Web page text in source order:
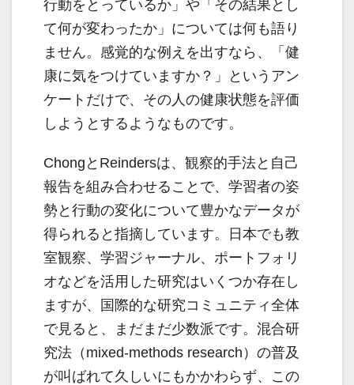
行動をとっているか」や「その結果とし
て何が変わったか」については何も語り
ません。感覚的な例えを出すなら、「健
康に気をつけていますか？」というアン
ケートだけで、その人の健康状態を評価
しようとするようなものです。
ChongとReindersは、観察的手法と自己
報告を組み合わせることで、学習者の姿
勢と行動の変化について豊かなデータが
得られると指摘しています。日本でも教
室観察、学習ジャーナル、ポートフォリ
オなどを活用した研究はいくつか存在し
ますが、国際的な研究コミュニティ全体
で見ると、まだまだ少数派です。混合研
究法（mixed-methods research）の普及
が叫ばれて久しいにもかかわらず、この